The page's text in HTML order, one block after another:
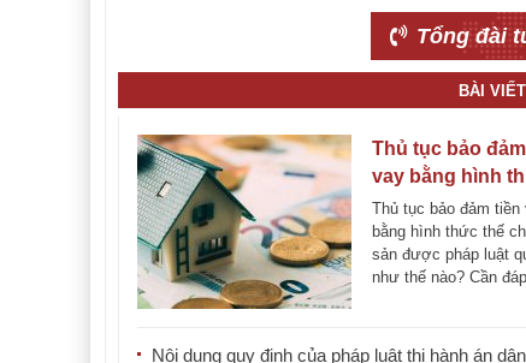
Tổng đài
BÀI
Thủ tục bảo
vay bằng hình
chấp tài sản
Thủ tục bảo đảm tiền
bằng hình thức thế
sản được pháp luật
như thế nào? Cần
Nội dung quy định của pháp luật thi hành án